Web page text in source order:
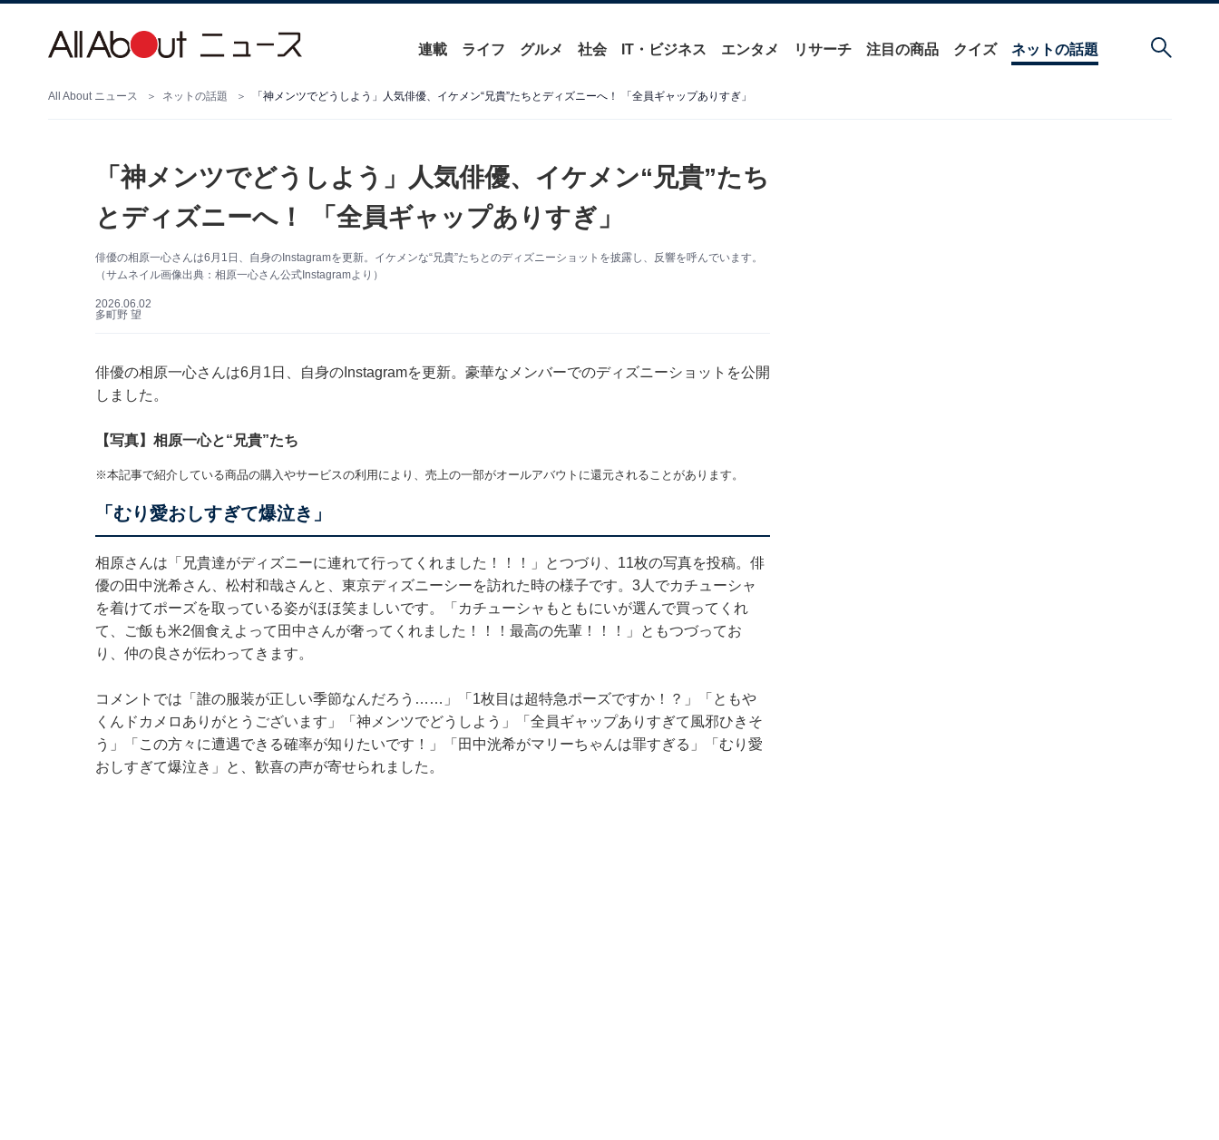
連載 ライフ グルメ 社会 IT・ビジネス エンタメ リサーチ 注目の商品 クイズ ネットの話題
All About ニュース ネットの話題 「神メンツでどうしよう」人気俳優、イケメン“兄貴”たちとディズニーへ！ 「全員ギャップありすぎ」
「神メンツでどうしよう」人気俳優、イケメン“兄貴”たち
とディズニーへ！ 「全員ギャップありすぎ」
俳優の相原一心さんは6月1日、自身のInstagramを更新。イケメンな“兄貴”たちとのディズニーショットを披露し、反響を呼んでいます。
（サムネイル画像出典：相原一心さん公式Instagramより）
2026.06.02
多町野 望
俳優の相原一心さんは6月1日、自身のInstagramを更新。豪華なメンバーでのディズニーショットを公開
しました。
【写真】相原一心と“兄貴”たち
※本記事で紹介している商品の購入やサービスの利用により、売上の一部がオールアバウトに還元されることがあります。
「むり愛おしすぎて爆泣き」
相原さんは「兄貴達がディズニーに連れて行ってくれました！！！」とつづり、11枚の写真を投稿。俳
優の田中洸希さん、松村和哉さんと、東京ディズニーシーを訪れた時の様子です。3人でカチューシャ
を着けてポーズを取っている姿がほほ笑ましいです。「カチューシャもともにいが選んで買ってくれ
て、ご飯も米2個食えよって田中さんが奢ってくれました！！！最高の先輩！！！」ともつづってお
り、仲の良さが伝わってきます。
コメントでは「誰の服装が正しい季節なんだろう……」「1枚目は超特急ポーズですか！？」「ともや
くんドカメロありがとうございます」「神メンツでどうしよう」「全員ギャップありすぎて風邪ひきそ
う」「この方々に遭遇できる確率が知りたいです！」「田中洸希がマリーちゃんは罪すぎる」「むり愛
おしすぎて爆泣き」と、歓喜の声が寄せられました。